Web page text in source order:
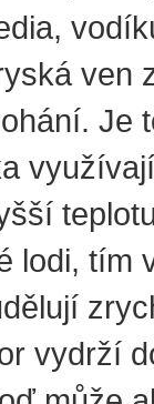
ven
Je
lodi, tím
vydrží